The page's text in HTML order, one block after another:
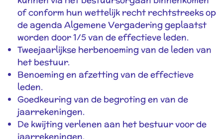
of conform hun wettelijk recht rechtstreeks op
de agenda Algemene Vergadering geplaatst
worden door 1/5 van de effectieve leden.
Tweejaarlijkse herbenoeming van de leden van
het bestuur.
Benoeming en afzetting van de effectieve
leden.
Goedkeuring van de begroting en van de
jaarrekeningen.
De kwijting verlenen aan het bestuur voor de
jaarrekeningen.